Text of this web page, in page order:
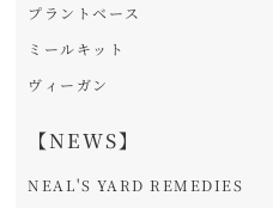
プラントベース
ミールキット
ヴィーガン
【NEWS】
NEAL'S YARD REMEDIES